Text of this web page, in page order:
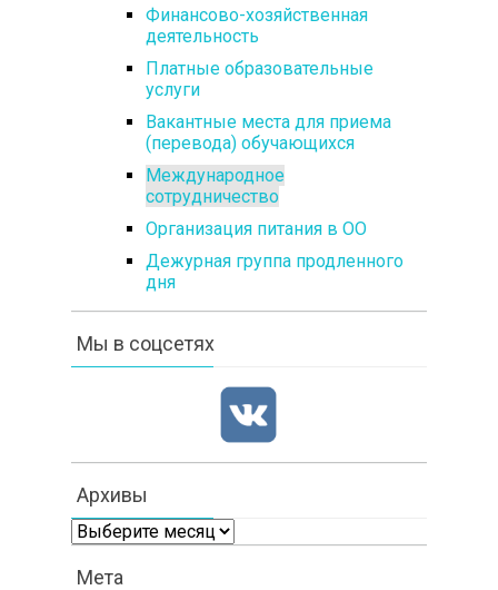
Финансово-хозяйственная
деятельность
Платные образовательные
услуги
Вакантные места для приема
(перевода) обучающихся
Международное
сотрудничество
Организация питания в ОО
Дежурная группа продленного
дня
Мы в соцсетях
Архивы
Архивы
Мета